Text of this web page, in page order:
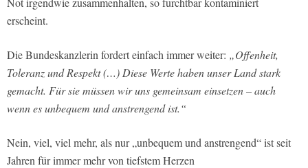
erscheint.
Die Bundeskanzlerin fordert einfach immer weiter: „Offenheit,
Toleranz und Respekt (…) Diese Werte haben unser Land stark
gemacht. Für sie müssen wir uns gemeinsam einsetzen – auch
wenn es unbequem und anstrengend ist.“
Nein, viel, viel mehr, als nur „unbequem und anstrengend“ ist seit
Jahren für immer mehr von tiefstem Herzen